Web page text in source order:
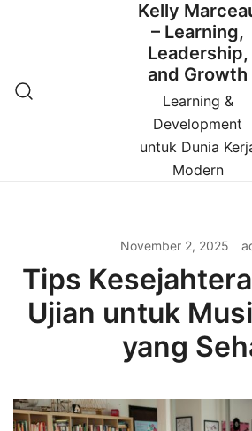
Kelly
– Learning,
Leadership,
and Growth
Learning &
Development
untuk Dunia
Modern
November 2, 2025
Tips
Ujian untuk
yang